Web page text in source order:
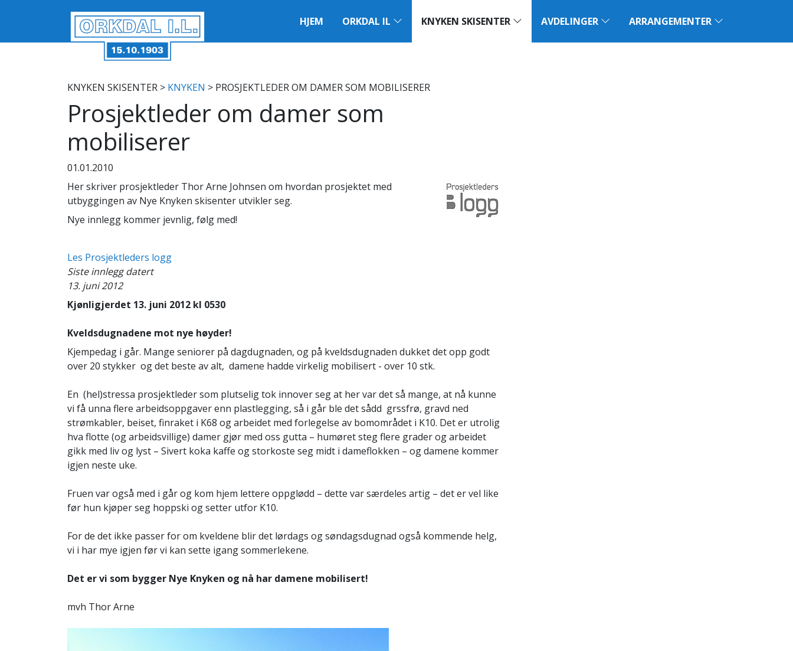
HJEM ORKDAL IL KNYKEN SKISENTER AVDELINGER ARRANGEMENTER
KNYKEN SKISENTER > KNYKEN > PROSJEKTLEDER OM DAMER SOM MOBILISERER
Prosjektleder om damer som
mobiliserer
01.01.2010
Her skriver prosjektleder Thor Arne Johnsen om hvordan prosjektet med
utbyggingen av Nye Knyken skisenter utvikler seg.
Nye innlegg kommer jevnlig, følg med!
Les Prosjektleders logg
Siste innlegg datert
13. juni 2012
Kjønligjerdet 13. juni 2012 kl 0530
Kveldsdugnadene mot nye høyder!
Kjempedag i går. Mange seniorer på dagdugnaden, og på kveldsdugnaden dukket det opp godt
over 20 stykker og det beste av alt, damene hadde virkelig mobilisert - over 10 stk.
En (hel)stressa prosjektleder som plutselig tok innover seg at her var det så mange, at nå kunne
vi få unna flere arbeidsoppgaver enn plastlegging, så i går ble det sådd grssfrø, gravd ned
strømkabler, beiset, finraket i K68 og arbeidet med forlegelse av bomområdet i K10. Det er utrolig
hva flotte (og arbeidsvillige) damer gjør med oss gutta – humøret steg flere grader og arbeidet
gikk med liv og lyst – Sivert koka kaffe og storkoste seg midt i dameflokken – og damene kommer
igjen neste uke.
Fruen var også med i går og kom hjem lettere oppglødd – dette var særdeles artig – det er vel like
før hun kjøper seg hoppski og setter utfor K10.
For de det ikke passer for om kveldene blir det lørdags og søndagsdugnad også kommende helg,
vi i har mye igjen før vi kan sette igang sommerlekene.
Det er vi som bygger Nye Knyken og nå har damene mobilisert!
mvh Thor Arne